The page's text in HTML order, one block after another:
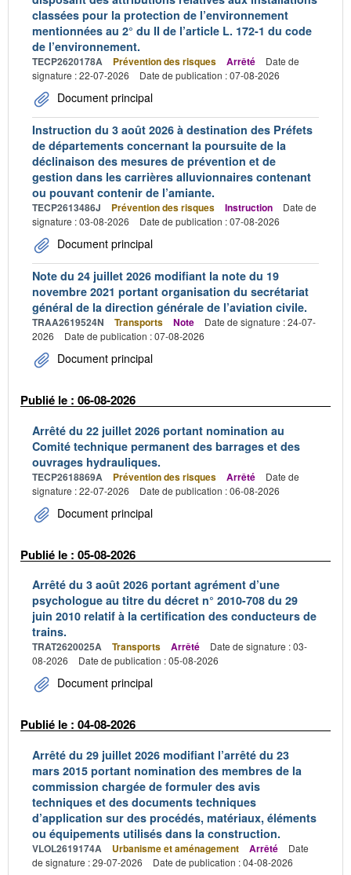
classées pour la protection de l’environnement
mentionnées au 2° du II de l’article L. 172-1 du code
de l’environnement.
TECP2620178A Prévention des risques Arrêté
Date de
signature : 22-07-2026
Date de publication : 07-08-2026
Document principal
Instruction du 3 août 2026 à destination des Préfets
de départements concernant la poursuite de la
déclinaison des mesures de prévention et de
gestion dans les carrières alluvionnaires contenant
ou pouvant contenir de l’amiante.
TECP2613486J Prévention des risques Instruction
Date de
signature : 03-08-2026
Date de publication : 07-08-2026
Document principal
Note du 24 juillet 2026 modifiant la note du 19
novembre 2021 portant organisation du secrétariat
général de la direction générale de l’aviation civile.
TRAA2619524N Transports Note
Date de signature : 24-07-
2026
Date de publication : 07-08-2026
Document principal
Publié le : 06-08-2026
Arrêté du 22 juillet 2026 portant nomination au
Comité technique permanent des barrages et des
ouvrages hydrauliques.
TECP2618869A Prévention des risques Arrêté
Date de
signature : 22-07-2026
Date de publication : 06-08-2026
Document principal
Publié le : 05-08-2026
Arrêté du 3 août 2026 portant agrément d’une
psychologue au titre du décret n° 2010-708 du 29
juin 2010 relatif à la certification des conducteurs de
trains.
TRAT2620025A Transports Arrêté
Date de signature : 03-
08-2026
Date de publication : 05-08-2026
Document principal
Publié le : 04-08-2026
Arrêté du 29 juillet 2026 modifiant l’arrêté du 23
mars 2015 portant nomination des membres de la
commission chargée de formuler des avis
techniques et des documents techniques
d’application sur des procédés, matériaux, éléments
ou équipements utilisés dans la construction.
VLOL2619174A Urbanisme et aménagement Arrêté
Date
de signature : 29-07-2026
Date de publication : 04-08-2026